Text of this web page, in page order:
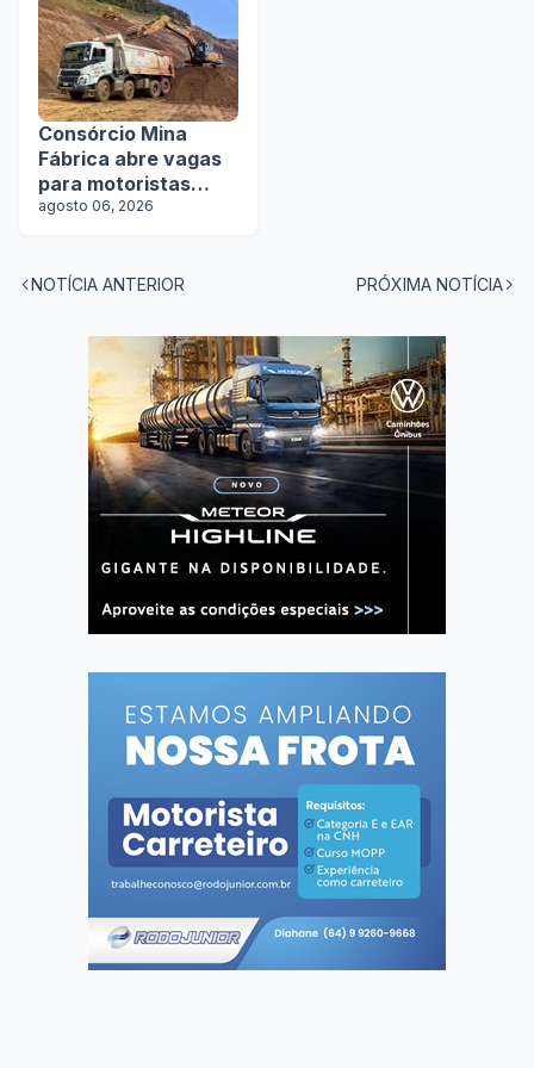
Consórcio Mina
Fábrica abre vagas
para motoristas
categoria D
agosto 06, 2026
NOTÍCIA ANTERIOR PRÓXIMA NOTÍCIA